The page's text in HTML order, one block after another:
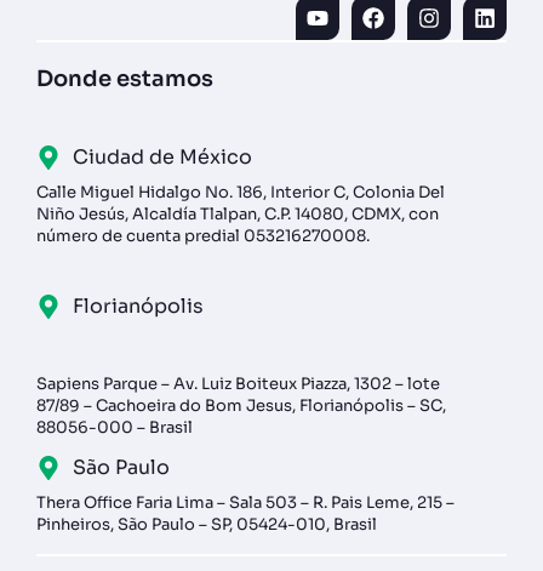
Donde estamos
Ciudad de México
Calle Miguel Hidalgo No. 186, Interior C, Colonia Del
Niño Jesús, Alcaldía Tlalpan, C.P. 14080, CDMX, con
número de cuenta predial 053216270008.
Florianópolis
Sapiens Parque – Av. Luiz Boiteux Piazza, 1302 – lote
87/89 – Cachoeira do Bom Jesus, Florianópolis – SC,
88056-000 – Brasil
São Paulo
Thera Office Faria Lima – Sala 503 – R. Pais Leme, 215 –
Pinheiros, São Paulo – SP, 05424-010, Brasil